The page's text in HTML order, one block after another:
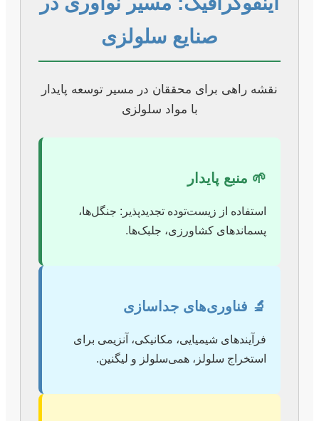
صنایع سلولزی
نقشه راهی برای محققان در مسیر توسعه پایدار
با مواد سلولزی
🌱 منبع پایدار
استفاده از زیست‌توده تجدیدپذیر: جنگل‌ها،
پسماندهای کشاورزی، جلبک‌ها.
🔬 فناوری‌های جداسازی
فرآیندهای شیمیایی، مکانیکی، آنزیمی برای
استخراج سلولز، همی‌سلولز و لیگنین.